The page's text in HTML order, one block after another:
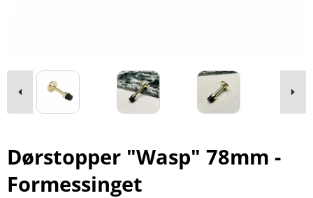
Dørstopper "Wasp" 78mm -
Formessinget